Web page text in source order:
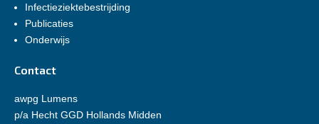
Infectieziektebestrijding
Publicaties
Onderwijs
Contact
awpg Lumens
p/a Hecht GGD Hollands Midden